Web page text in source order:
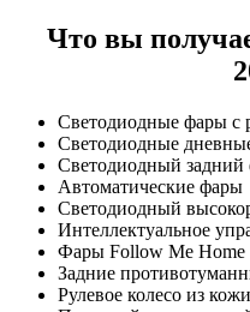
Что вы
Светодиодные фары с
Светодиодные
Светодиодный задний
Автоматические фары
Светодиодный
Интеллектуальное
Фары Follow Me Home
Задние
Рулевое колесо из